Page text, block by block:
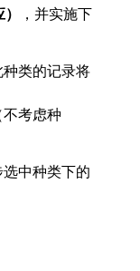
，并实施下
类的记录将
考虑种
中种类下的